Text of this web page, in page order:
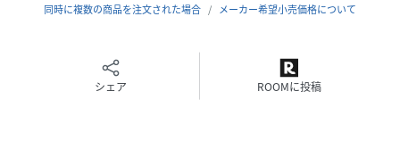
同時に複数の商品を注文された場合
メーカー希望小売価格について
シェア ROOMに投稿